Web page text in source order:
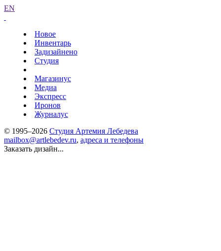
EN
Новое
Инвентарь
Задизайнено
Студия
Магазинус
Медиа
Экспресс
Иронов
Журналус
© 1995–2026 Студия Артемия Лебедева
mailbox@artlebedev.ru, адреса и телефоны
Заказать дизайн...